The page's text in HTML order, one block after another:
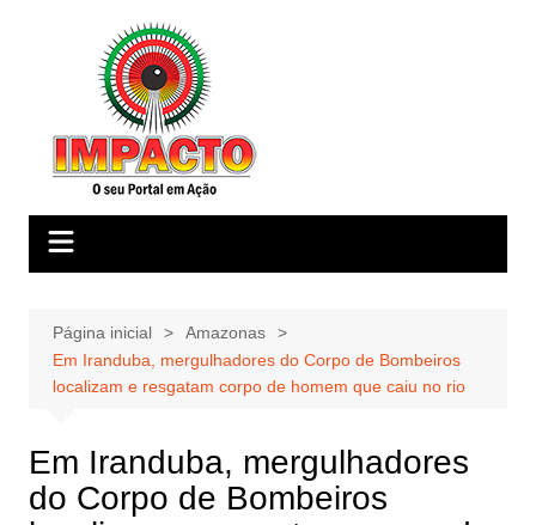
Página inicial
Amazonas
Em Iranduba, mergulhadores do Corpo de Bombeiros
localizam e resgatam corpo de homem que caiu no rio
Em Iranduba, mergulhadores
do Corpo de Bombeiros